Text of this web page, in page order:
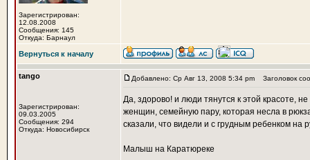
Зарегистрирован:
12.08.2008
Сообщения: 145
Откуда: Барнаул
Вернуться к началу
tango
Зарегистрирован:
09.03.2005
Сообщения: 294
Откуда: Новосибирск
Добавлено: Ср Авг 13, 2008 5:34 pm Заголовок
Да, здорово! и люди тянутся к этой красоте,
женщин, семейную пару, которая несла в
сказали, что видели и с грудным ребенком на
Малыш на Каратюреке